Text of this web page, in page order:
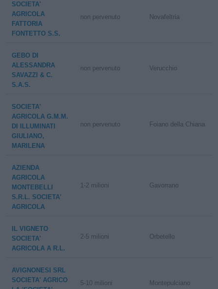
SOCIETA'
AGRICOLA
FATTORIA
FONTETTO S.S.
non pervenuto Novafeltria
GEBO DI
ALESSANDRA
SAVAZZI & C.
S.A.S.
non pervenuto Verucchio
SOCIETA'
AGRICOLA G.M.M.
DI ILLUMINATI
GIULIANO,
MARILENA
non pervenuto Foiano della Chiana
AZIENDA
AGRICOLA
MONTEBELLI
S.R.L. SOCIETA'
AGRICOLA
1-2 milioni Gavorrano
IL VIGNETO
SOCIETA'
AGRICOLA A R.L.
2-5 milioni Orbetello
AVIGNONESI SRL
SOCIETA' AGRICO
5-10 milioni Montepulciano